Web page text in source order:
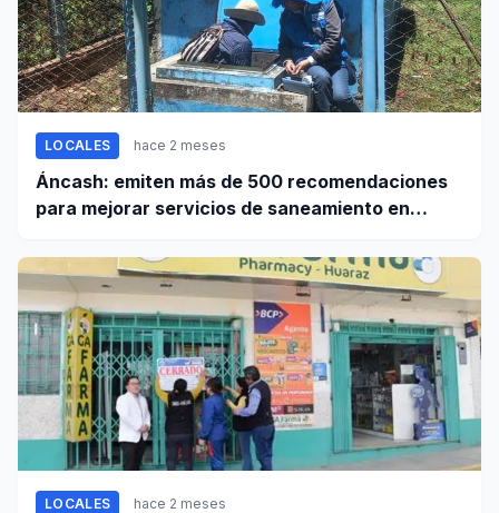
LOCALES hace 2 meses
Áncash: emiten más de 500 recomendaciones
para mejorar servicios de saneamiento en
LOCALES hace 2 meses